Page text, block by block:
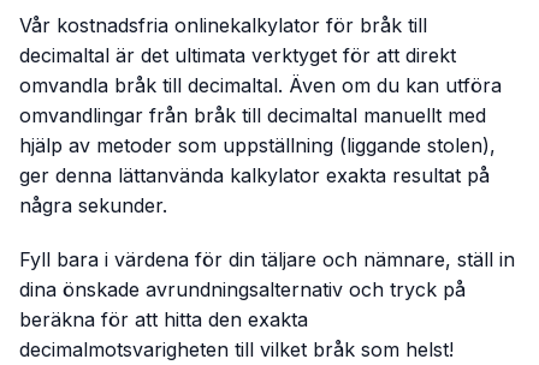
Vår kostnadsfria onlinekalkylator för bråk till
decimaltal är det ultimata verktyget för att direkt
omvandla bråk till decimaltal. Även om du kan utföra
omvandlingar från bråk till decimaltal manuellt med
hjälp av metoder som uppställning (liggande stolen),
ger denna lättanvända kalkylator exakta resultat på
några sekunder.
Fyll bara i värdena för din täljare och nämnare, ställ in
dina önskade avrundningsalternativ och tryck på
beräkna för att hitta den exakta
decimalmotsvarigheten till vilket bråk som helst!